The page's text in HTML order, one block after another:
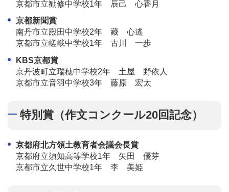
京都市立勧修中学校1年 辰己 心香月
京都新聞賞
南丹市立殿田中学校2年 藏 心遙
京都市立嵯峨中学校1年 古川 一歩
KBS京都賞
京丹波町立瑞穂中学校2年 土屋 野依人
京都市立音羽中学校3年 藤原 宏太
特別賞（作文コンクール20回記念）
京都府北方領土教育者会議会長賞
京都府立須知高等学校1年 矢田 優芽
京都市立久世中学校1年 李 美姫